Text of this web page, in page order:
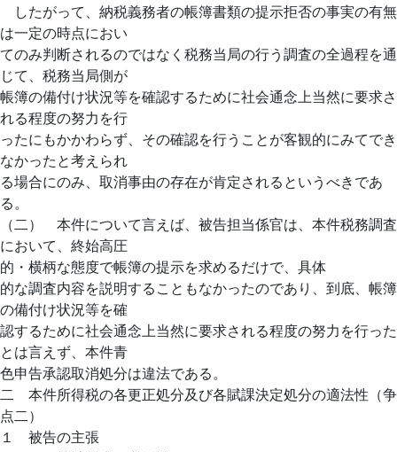
したがって、納税義務者の帳簿書類の提示拒否の事実の有無
は一定の時点におい
てのみ判断されるのではなく税務当局の行う調査の全過程を通
じて、税務当局側が
帳簿の備付け状況等を確認するために社会通念上当然に要求さ
れる程度の努力を行
ったにもかかわらず、その確認を行うことが客観的にみてでき
なかったと考えられ
る場合にのみ、取消事由の存在が肯定されるというべきであ
る。
（二） 本件について言えば、被告担当係官は、本件税務調査
において、終始高圧
的・横柄な態度で帳簿の提示を求めるだけで、具体
的な調査内容を説明することもなかったのであり、到底、帳簿
の備付け状況等を確
認するために社会通念上当然に要求される程度の努力を行った
とは言えず、本件青
色申告承認取消処分は違法である。
二 本件所得税の各更正処分及び各賦課決定処分の適法性（争
点二）
１ 被告の主張